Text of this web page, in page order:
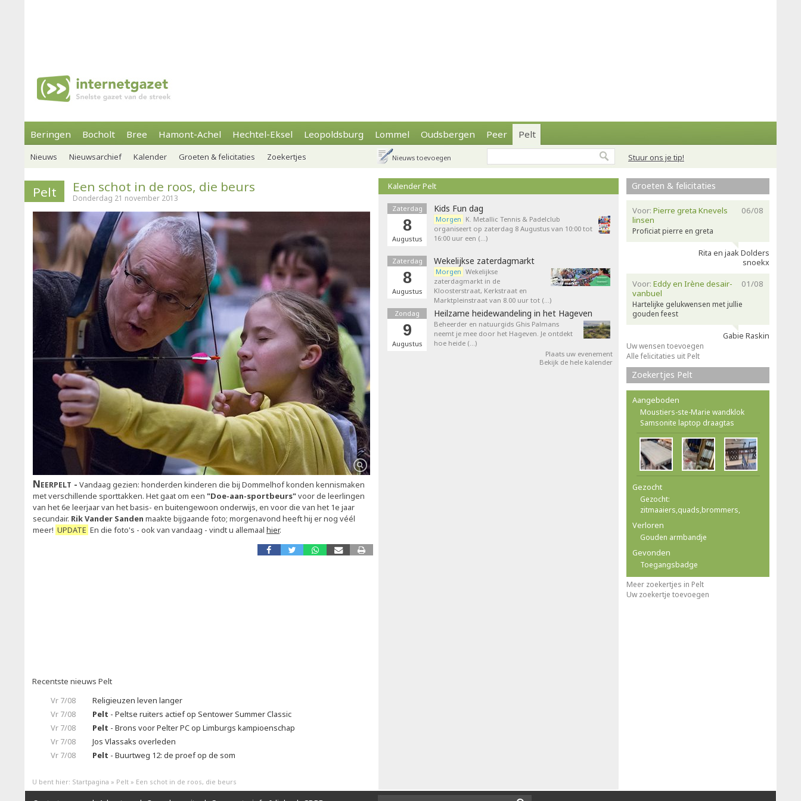
Beringen Bocholt Bree Hamont-Achel Hechtel-Eksel Leopoldsburg Lommel Oudsbergen Peer Pelt
Stuur ons je tip!
Nieuws Nieuwsarchief Kalender Groeten & felicitaties Zoekertjes Nieuws toevoegen
Pelt Een schot in de roos, die beurs
Donderdag 21 november 2013
Neerpelt
Vandaag gezien: honderden kinderen die bij Dommelhof konden kennismaken
met verschillende sporttakken. Het gaat om een "Doe-aan-sportbeurs"voor de leerlingen
van het 6e leerjaar van het basis- en buitengewoon onderwijs, en voor die van het 1e jaar
secundair. Rik Vander Sanden maakte bijgaande foto; morgenavond heeft hij er nog véél
meer! UPDATE En die foto's - ook van vandaag - vindt u allemaal hier.
Recentste nieuws Pelt
Vr 7/08
Religieuzen leven langer
Vr 7/08
Pelt - Peltse ruiters actief op Sentower Summer Classic
Vr 7/08
Pelt - Brons voor Pelter PC op Limburgs kampioenschap
Vr 7/08
Jos Vlassaks overleden
Vr 7/08
Pelt - Buurtweg 12: de proef op de som
Kalender Pelt
Zaterdag
8
Augustus
Kids Fun dag
Morgen K. Metallic Tennis & Padelclub
organiseert op zaterdag 8 Augustus van 10:00 tot
16:00 uur een (…)
Zaterdag
8
Augustus
Wekelijkse zaterdagmarkt
Morgen Wekelijkse
zaterdagmarkt in de
Kloosterstraat, Kerkstraat en
Marktpleinstraat van 8.00 uur tot (…)
Zondag
9
Augustus
Heilzame heidewandeling in het Hageven
Beheerder en natuurgids Ghis Palmans
neemt je mee door het Hageven. Je ontdekt
hoe heide (…)
Plaats uw evenement
Bekijk de hele kalender
Groeten & felicitaties
06/08
Voor: Pierre greta Knevels
linsen
Proficiat pierre en greta
Rita en jaak Dolders
snoekx
01/08
Voor: Eddy en Irène desair-
vanbuel
Hartelijke gelukwensen met jullie
gouden feest
Gabie Raskin
Uw wensen toevoegen
Alle felicitaties uit Pelt
Zoekertjes Pelt
Aangeboden
Moustiers-ste-Marie wandklok
Samsonite laptop draagtas
Gezocht
Gezocht:
zitmaaiers,quads,brommers,
Verloren
Gouden armbandje
Gevonden
Toegangsbadge
Meer zoekertjes in Pelt
Uw zoekertje toevoegen
U bent hier: Startpagina » Pelt » Een schot in de roos, die beurs